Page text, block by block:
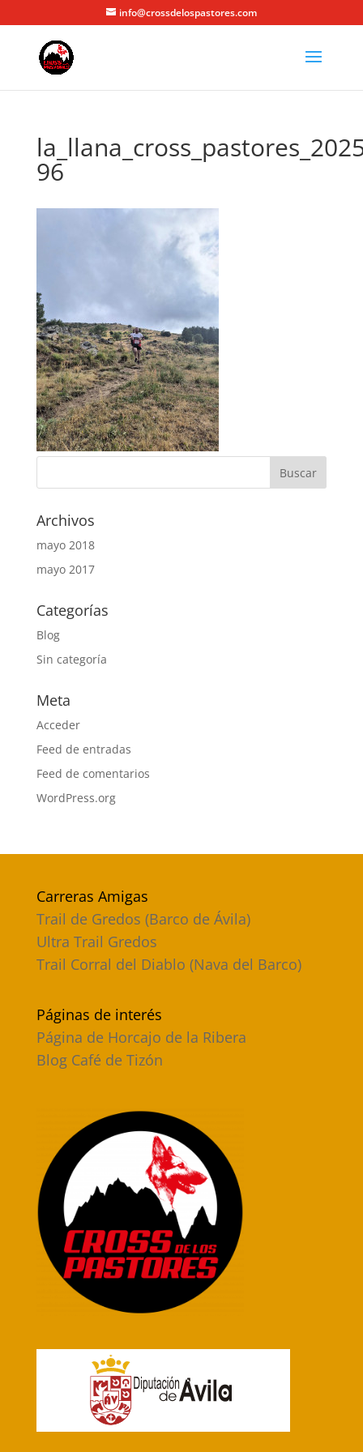
info@crossdelospastores.com
96
Archivos
mayo 2018
mayo 2017
Categorías
Blog
Sin categoría
Meta
Acceder
Feed de entradas
Feed de comentarios
WordPress.org
Carreras Amigas
Trail de Gredos (Barco de Ávila)
Ultra Trail Gredos
Trail Corral del Diablo (Nava del Barco)
Páginas de interés
Página de Horcajo de la Ribera
Blog Café de Tizón